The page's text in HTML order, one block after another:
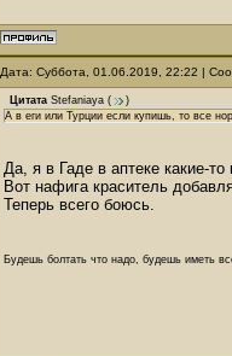
Дата: Суббота, 01.06.2019, 22:22 |
Цитата Stefaniaya (
)
А в еги или Турции если купишь, то все
Да, я в Гаде в аптеке какие-
Вот нафига краситель
Теперь всего боюсь.
Будешь болтать что надо, будешь иметь